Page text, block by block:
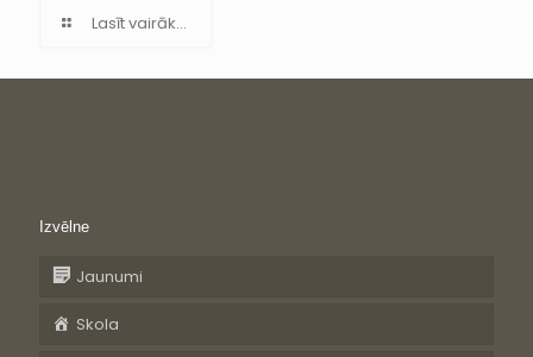
Lasīt vairāk...
Izvēlne
Jaunumi
Skola